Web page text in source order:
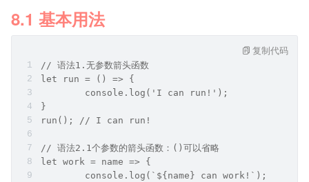
8.1 基本用法
// 语法1.无参数箭头函数
let run = () => {
	console.log('I can run!');
}
run(); // I can run!
// 语法2.1个参数的箭头函数：()可以省略
let work = name => {
	console.log(`${name} can work!`);
复制代码